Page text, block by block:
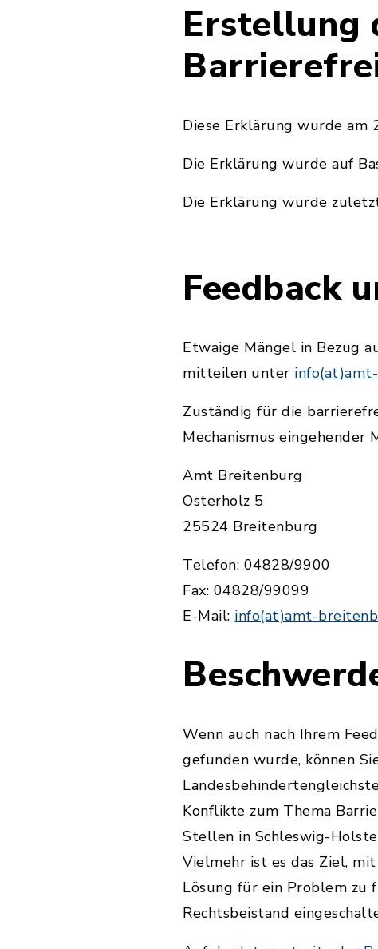
Erstellung
Diese Erklärung wurde am
Die Erklärung wurde auf
Die Erklärung wurde
Feedback
Etwaige Mängel in Bezug
mitteilen unter
Zuständig für die
Mechanismus eingehender
Amt Breitenburg
Osterholz 5
25524 Breitenburg
Telefon: 04828/9900
Fax: 04828/99099
E-Mail: info(at)amt-
Wenn auch nach Ihrem
gefunden wurde, können
Konflikte zum Thema
Stellen in Schleswig-
Vielmehr ist es das Ziel,
Lösung für ein Problem zu
Rechtsbeistand